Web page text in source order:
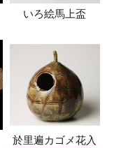
いろ絵馬上盃
於里遍カゴメ花入